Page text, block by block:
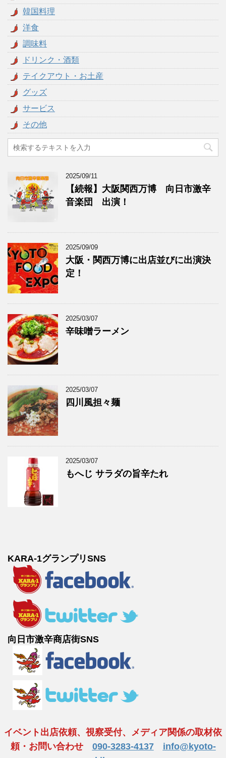
韓国料理
洋食
調味料
ドリンク・酒類
テイクアウト・お土産
グッズ
サービス
その他
2025/09/11
【続報】大阪関西万博 向日市激辛
音楽団 出演！
2025/09/09
大阪・関西万博に出店並びに出演決
定！
2025/03/07
辛味噌ラーメン
2025/03/07
四川風担々麺
2025/03/07
もへじ サラダの旨辛たれ
KARA-1グランプリSNS
向日市激辛商店街SNS
イベント出店依頼、視察受付、メディア関係の取材依
頼・お問い合わせ 090-3283-4137
info@kyoto-